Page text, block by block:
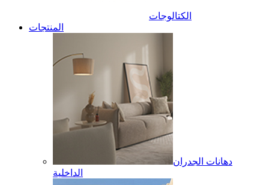
الكتالوجات
المنتجات
دهانات الجدران
الداخلية